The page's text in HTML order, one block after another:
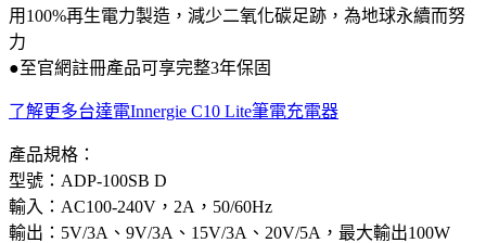
用100%再生電力製造，減少二氧化碳足跡，為地球永續而努
力
●至官網註冊產品可享完整3年保固
了解更多台達電Innergie C10 Lite筆電充電器
產品規格：
型號：ADP-100SB D
輸入：AC100-240V，2A，50/60Hz
輸出：5V/3A、9V/3A、15V/3A、20V/5A，最大輸出100W